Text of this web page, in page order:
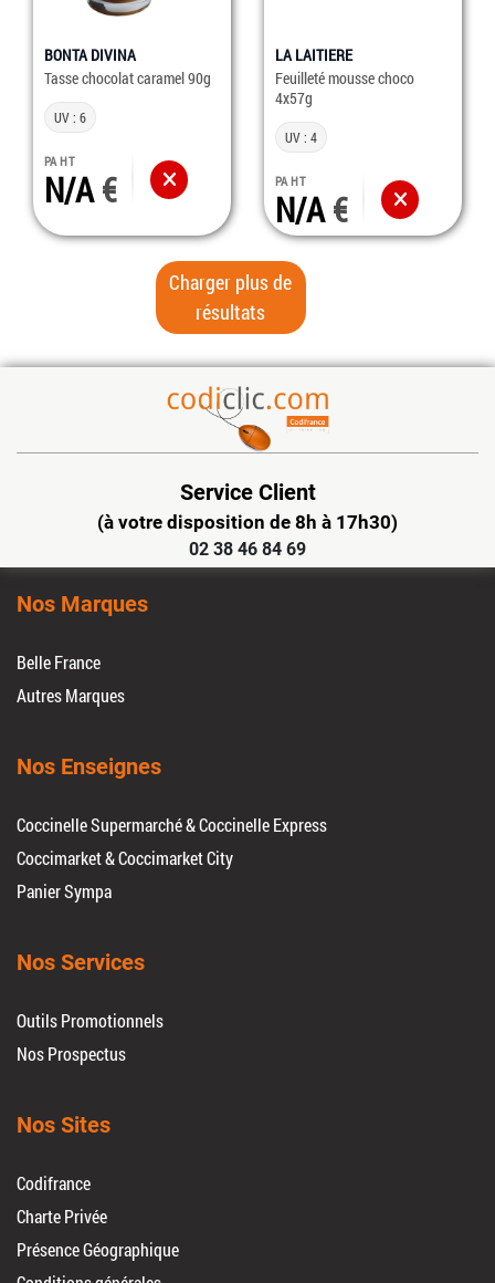
BONTA DIVINA
Tasse chocolat caramel 90g
UV : 6
PA HT
N/A
LA LAITIERE
Feuilleté mousse choco
4x57g
UV : 4
PA HT
N/A
Charger plus de
résultats
Service Client
(à votre disposition de 8h à 17h30)
02 38 46 84 69
Nos Marques
Belle France
Autres Marques
Nos Enseignes
Coccinelle Supermarché & Coccinelle Express
Coccimarket & Coccimarket City
Panier Sympa
Nos Services
Outils Promotionnels
Nos Prospectus
Nos Sites
Codifrance
Charte Privée
Présence Géographique